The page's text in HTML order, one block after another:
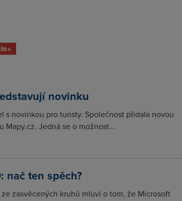
novinku
s novinkou pro turisty. Společnost přidala novou
Mapy.cz. Jedná se o možnost...
nač ten spěch?
zasvěcených kruhů mluví o tom, že Microsoft